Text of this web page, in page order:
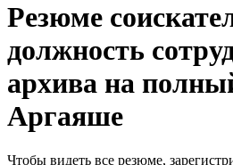
Резюме
должность
архива на
Аргаяше
Чтобы видеть все резюме,